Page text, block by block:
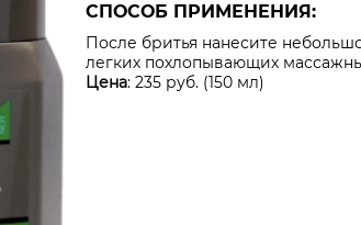
СПОСОБ ПРИМЕНЕНИЯ:
После бритья нанесите
легких похлопывающих
Цена: 235 руб. (150 мл)